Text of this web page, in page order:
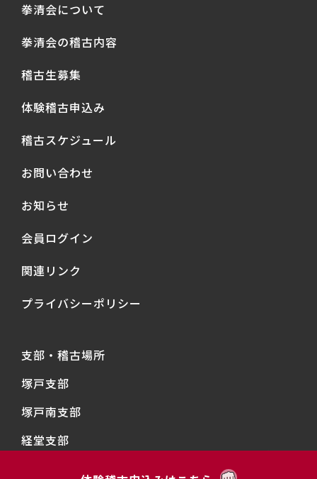
拳清会について
拳清会の稽古内容
稽古生募集
体験稽古申込み
稽古スケジュール
お問い合わせ
お知らせ
会員ログイン
関連リンク
プライバシーポリシー
支部・稽古場所
塚戸支部
塚戸南支部
経堂支部